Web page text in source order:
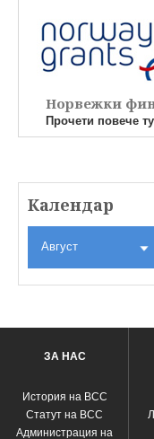
Норвежки
Прочети повече
Календар
Август
ЗА НАС
История на ВСС
Статут на ВСС
Администрация на